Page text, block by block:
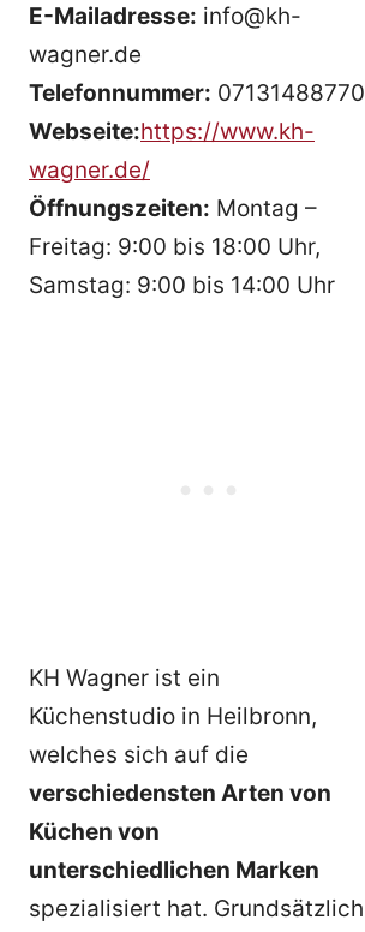
E-Mailadresse: info@kh-
wagner.de
Telefonnummer: 07131488770
Webseite:https://www.kh-
wagner.de/
Öffnungszeiten: Montag –
Freitag: 9:00 bis 18:00 Uhr,
Samstag: 9:00 bis 14:00 Uhr
KH Wagner ist ein
Küchenstudio in Heilbronn,
welches sich auf die
verschiedensten Arten von
Küchen von
unterschiedlichen Marken
spezialisiert hat. Grundsätzlich